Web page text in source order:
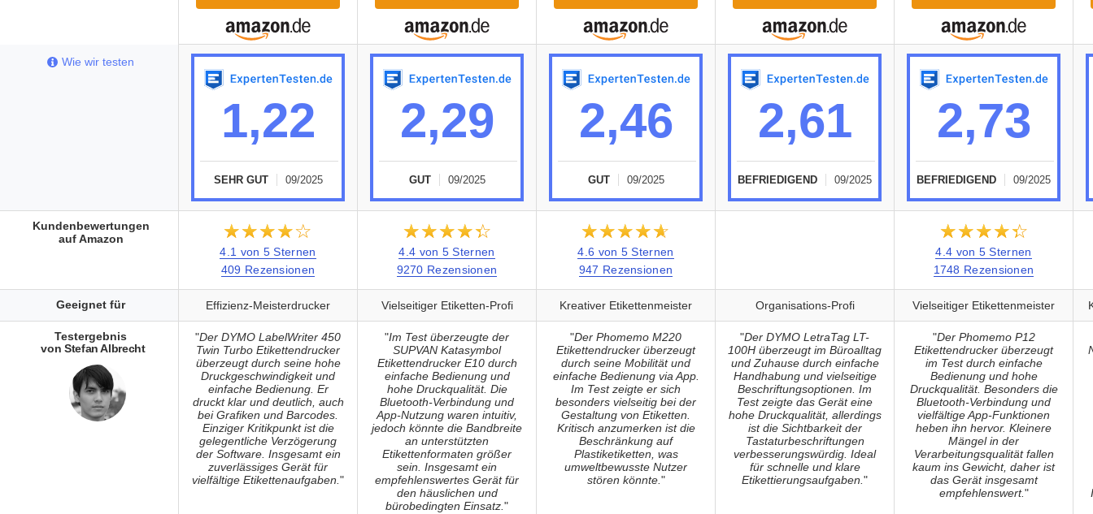
1,22
SEHR GUT 09/2025
2,29
GUT 09/2025
2,46
GUT 09/2025
2,61
BEFRIEDIGEND 09/2025
2,73
BEFRIEDIGEND 09/2025
★★★★★
☆☆☆☆☆
4.1 von 5 Sternen
409 Rezensionen
★★★★★
☆☆☆☆☆
4.4 von 5 Sternen
9270 Rezensionen
★★★★★
☆☆☆☆☆
4.6 von 5 Sternen
947 Rezensionen
★★★★★
☆☆☆☆☆
4.4 von 5 Sternen
1748 Rezensionen
Effizienz-Meisterdrucker Vielseitiger Etiketten-Profi Kreativer Etikettenmeister Organisations-Profi Vielseitiger Etikettenmeister
"Der DYMO LabelWriter 450
Twin Turbo Etikettendrucker
überzeugt durch seine hohe
Druckgeschwindigkeit und
einfache Bedienung. Er
druckt klar und deutlich, auch
bei Grafiken und Barcodes.
Einziger Kritikpunkt ist die
gelegentliche Verzögerung
der Software. Insgesamt ein
zuverlässiges Gerät für
vielfältige Etikettenaufgaben."
"Im Test überzeugte der
SUPVAN Katasymbol
Etikettendrucker E10 durch
einfache Bedienung und
hohe Druckqualität. Die
Bluetooth-Verbindung und
App-Nutzung waren intuitiv,
jedoch könnte die Bandbreite
an unterstützten
Etikettenformaten größer
sein. Insgesamt ein
empfehlenswertes Gerät für
den häuslichen und
bürobedingten Einsatz."
"Der Phomemo M220
Etikettendrucker überzeugt
durch seine Mobilität und
einfache Bedienung via App.
Im Test zeigte er sich
besonders vielseitig bei der
Gestaltung von Etiketten.
Kritisch anzumerken ist die
Beschränkung auf
Plastiketiketten, was
umweltbewusste Nutzer
stören könnte."
"Der DYMO LetraTag LT-
100H überzeugt im Büroalltag
und Zuhause durch einfache
Handhabung und vielseitige
Beschriftungsoptionen. Im
Test zeigte das Gerät eine
hohe Druckqualität, allerdings
ist die Sichtbarkeit der
Tastaturbeschriftungen
verbesserungswürdig. Ideal
für schnelle und klare
Etikettierungsaufgaben."
"Der Phomemo P12
Etikettendrucker überzeugt
im Test durch einfache
Bedienung und hohe
Druckqualität. Besonders die
Bluetooth-Verbindung und
vielfältige App-Funktionen
heben ihn hervor. Kleinere
Mängel in der
Verarbeitungsqualität fallen
kaum ins Gewicht, daher ist
das Gerät insgesamt
empfehlenswert."
Wie wir testen
Kundenbewertungen
auf Amazon
Geeignet für
Testergebnis
von Stefan Albrecht